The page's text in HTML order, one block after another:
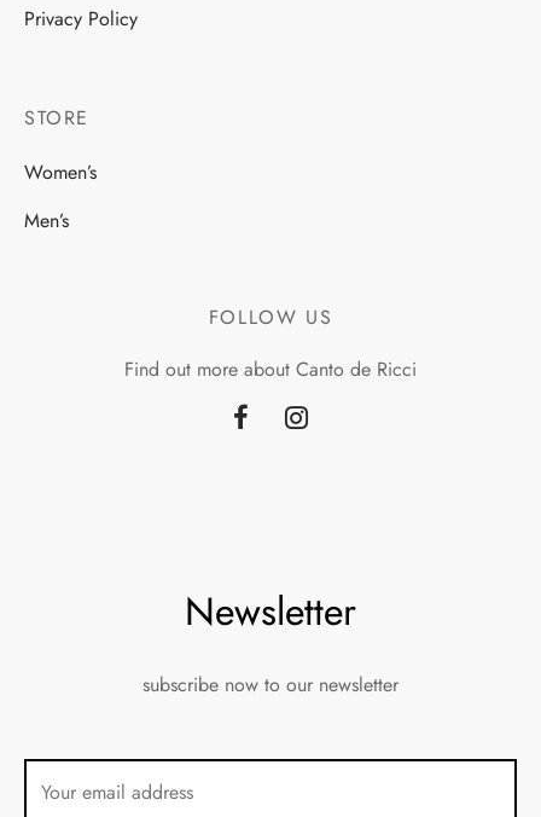
Privacy Policy
STORE
Women’s
Men’s
FOLLOW US
Find out more about Canto de Ricci
Newsletter
subscribe now to our newsletter